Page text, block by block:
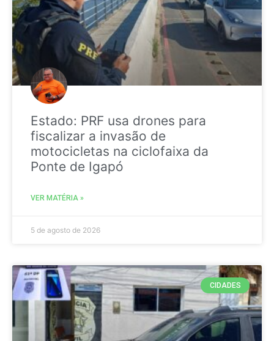
Estado: PRF usa drones para
fiscalizar a invasão de
motocicletas na ciclofaixa da
Ponte de Igapó
VER MATÉRIA »
5 de agosto de 2026
CIDADES